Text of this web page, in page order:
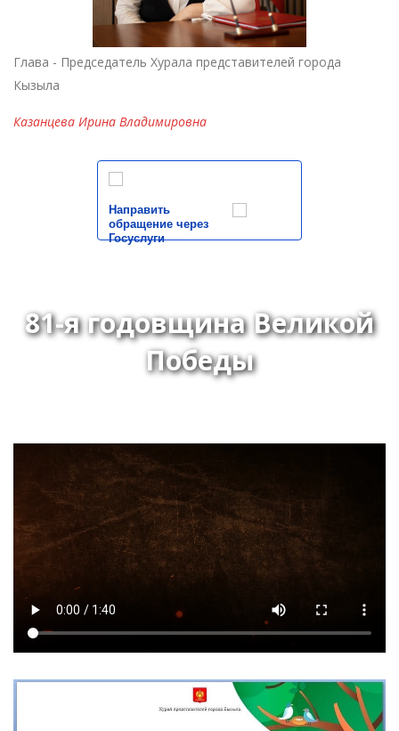
Глава - Председатель Хурала представителей города
Кызыла
Казанцева Ирина Владимировна
Направить
обращение через
Госуслуги
81-я годовщина Великой
Победы